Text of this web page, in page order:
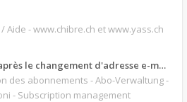
Aide - www.chibre.ch et www.yass.ch
le changement d'adresse e-mail.
des abonnements - Abo-Verwaltung -
- Subscription management